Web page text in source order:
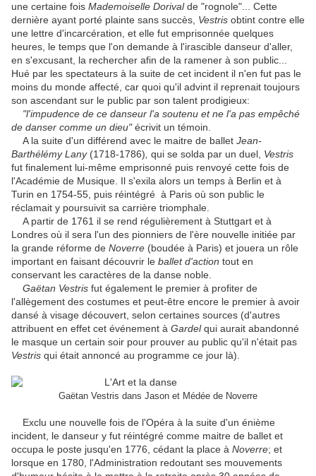
une certaine fois Mademoiselle Dorivalde "rognole"... Cette
dernière ayant porté plainte sans succès, Vestris obtint contre elle
une lettre d'incarcération, et elle fut emprisonnée quelques
heures, le temps que l'on demande à l'irascible danseur d'aller,
en s'excusant, la rechercher afin de la ramener à son public...
Hué par les spectateurs à la suite de cet incident il n'en fut pas le
moins du monde affecté, car quoi qu'il advint il reprenait toujours
son ascendant sur le public par son talent prodigieux:
"l'impudence de ce danseur l'a soutenu et ne l'a pas empêché
de danser comme un dieu"écrivit un témoin.
A la suite d'un différend avec le maitre de ballet Jean-
Barthélémy Lany (1718-1786) qui se solda par un duel, Vestris
fut finalement lui-même emprisonné puis renvoyé cette fois de
l'Académie de Musique. Il s'exila alors un temps à Berlin et à
Turin en 1754-55, puis réintégré à Paris où son public le
réclamait y poursuivit sa carrière triomphale.
A partir de 1761 il se rend régulièrement à Stuttgart et à
Londres où il sera l'un des pionniers de l'ère nouvelle initiée par
la grande réforme de Noverre (boudée à Paris) et jouera un rôle
important en faisant découvrir le ballet d'action tout en
conservant les caractères de la danse noble.
Gaëtan Vestris fut également le premier à profiter de
l'allègement des costumes et peut-être encore le premier à avoir
dansé à visage découvert, selon certaines sources (d'autres
attribuent en effet cet événement à Gardelqui aurait abandonné
le masque un certain soir pour prouver au public qu'il n'était pas
Vestris qui était annoncé au programme ce jour là).
Gaëtan Vestris dans Jason et Médée de Noverre
Exclu une nouvelle fois de l'Opéra à la suite d'un énième
incident, le danseur y fut réintégré comme maitre de ballet et
occupa le poste jusqu'en 1776, cédant la place à Noverre; et
lorsque en 1780, l'Administration redoutant ses mouvements